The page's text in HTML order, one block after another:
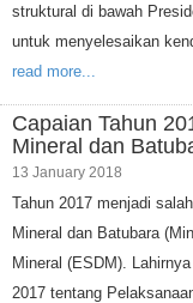
struktural di bawah
untuk menyelesaikan
read more...
Capaian Tahun
Mineral dan
13 January 2018
Tahun 2017 menjadi
Mineral dan Batubara
Mineral (ESDM).
2017 tentang